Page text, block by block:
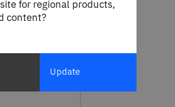
for regional products,
content?
Update